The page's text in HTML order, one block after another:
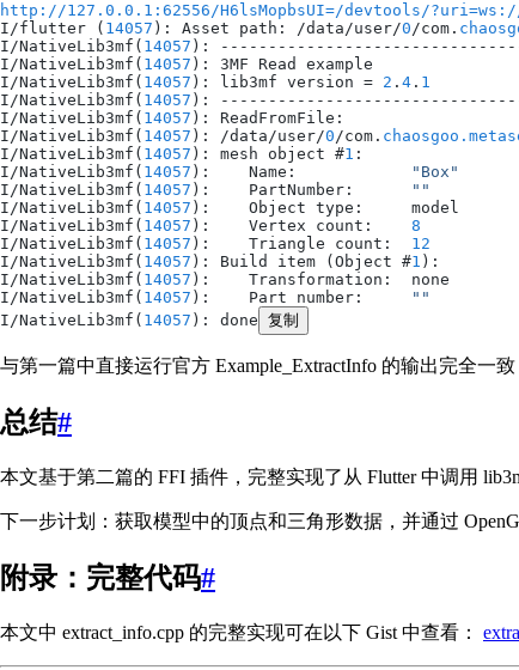
http://127.0.0.1:62556/H6lsMopbsUI=/devtools/?uri=ws://
I/flutter ( 14057 ): Asset path: /data/user/0/com.
I/NativeLib3mf( 14057 ):
I/NativeLib3mf( 14057 ): 3MF Read example
I/NativeLib3mf( 14057 ): lib3mf version = 2 . 4 . 1
I/NativeLib3mf( 14057 ):
I/NativeLib3mf( 14057 ): ReadFromFile:
I/NativeLib3mf( 14057 ): /data/user/0/com.
I/NativeLib3mf( 14057 ): mesh object #1 :
I/NativeLib3mf( 14057 ):    Name:
"Box"
I/NativeLib3mf( 14057 ):    PartNumber:
""
I/NativeLib3mf( 14057 ):    Object type:     model
I/NativeLib3mf( 14057 ):    Vertex count: 8
I/NativeLib3mf( 14057 ):    Triangle count: 12
I/NativeLib3mf( 14057 ): Build item (Object #1 ):
I/NativeLib3mf( 14057 ):    Transformation:  none
I/NativeLib3mf( 14057 ):    Part number:
""
I/NativeLib3mf( 14057 ): done 复制
与第一篇中直接运行官方 Example_ExtractInfo 的输出完全一致
总结#
本文基于第二篇的 FFI 插件，完整实现了从 Flutter 中调用
下一步计划：获取模型中的顶点和三角形数据，并通过
附录：完整代码#
本文中 extract_info.cpp 的完整实现可在以下 Gist 中查看：